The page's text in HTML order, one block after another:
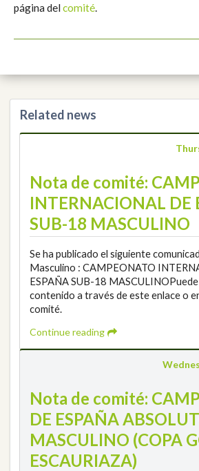
página delcomité
Related news
Nota de comité:
INTERNACIONAL DE
SUB-18 MASCULINO
Se ha publicado el siguiente
Masculino : CAMPEONATO
ESPAÑA SUB-18
contenido a través de este enlace o
comité.
Continue reading
Nota de comité:
DE ESPAÑA
MASCULINO (COPA
ESCAURIAZA)